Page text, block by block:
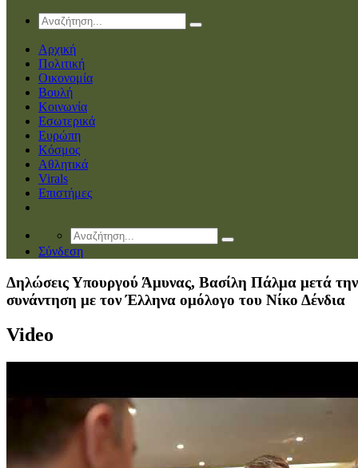
Αρχική
Πολιτική
Οικονομία
Βουλή
Κοινωνία
Εσωτερικά
Ευρώπη
Κόσμος
Αθλητικά
Virals
Επιστήμες
Σύνδεση
Δηλώσεις Υπουργού Άμυνας, Βασίλη Πάλμα μετά την
συνάντηση με τον Έλληνα ομόλογο του Νίκο Δένδια
Video